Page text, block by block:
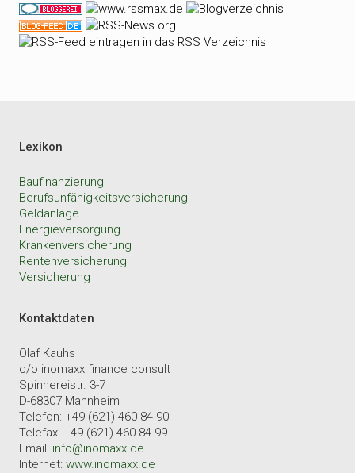
Lexikon
Baufinanzierung
Berufsunfähigkeitsversicherung
Geldanlage
Energieversorgung
Krankenversicherung
Rentenversicherung
Versicherung
Kontaktdaten
Olaf Kauhs
c/o inomaxx finance consult
Spinnereistr. 3-7
D-68307 Mannheim
Telefon: +49 (621) 460 84 90
Telefax: +49 (621) 460 84 99
Email: info@inomaxx.de
Internet: www.inomaxx.de